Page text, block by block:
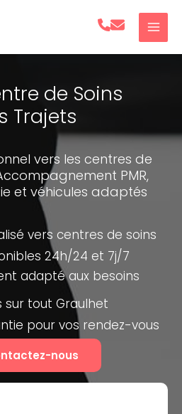
de Soins
Trajets
vers les centres de
PMR,
et véhicules adaptés
vers centres de soins
24h/24 et 7j/7
adapté aux besoins
sur tout Graulhet
pour vos rendez-vous
nous